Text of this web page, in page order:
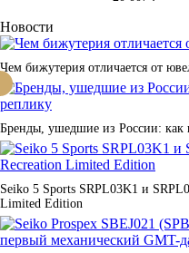
Новости
Чем бижутерия отличается от
Бренды, ушедшие из России: как
Seiko 5 Sports SRPL03K1 и
Limited Edition